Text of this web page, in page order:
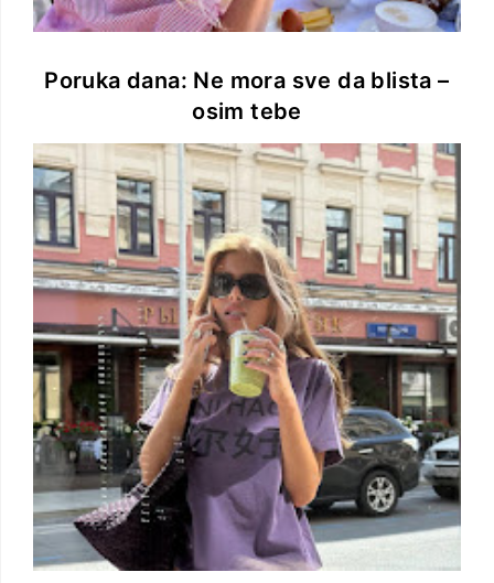
Poruka dana: Ne mora sve da blista –
osim tebe